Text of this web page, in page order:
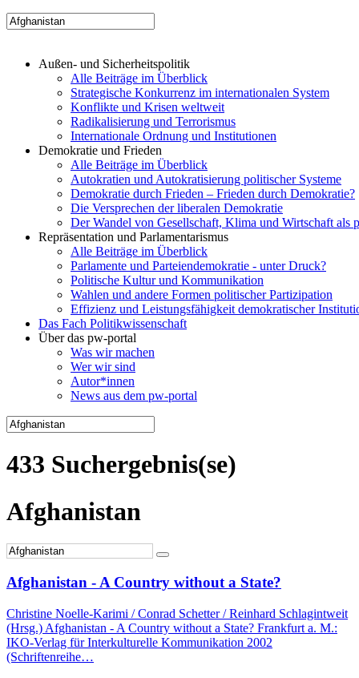
Außen- und Sicherheitspolitik
Alle Beiträge im Überblick
Strategische Konkurrenz im internationalen System
Konflikte und Krisen weltweit
Radikalisierung und Terrorismus
Internationale Ordnung und Institutionen
Demokratie und Frieden
Alle Beiträge im Überblick
Autokratien und Autokratisierung politischer Systeme
Demokratie durch Frieden – Frieden durch Demokratie?
Die Versprechen der liberalen Demokratie
Der Wandel von Gesellschaft, Klima und Wirtschaft als
Repräsentation und Parlamentarismus
Alle Beiträge im Überblick
Parlamente und Parteiendemokratie - unter Druck?
Politische Kultur und Kommunikation
Wahlen und andere Formen politischer Partizipation
Effizienz und Leistungsfähigkeit demokratischer
Das Fach Politikwissenschaft
Über das pw-portal
Was wir machen
Wer wir sind
Autor*innen
News aus dem pw-portal
433 Suchergebnis(se)
Afghanistan
Afghanistan - A Country without a State?
Christine Noelle-Karimi / Conrad Schetter / Reinhard Schlagintweit
(Hrsg.) Afghanistan - A Country without a State? Frankfurt a. M.:
IKO-Verlag für Interkulturelle Kommunikation 2002
(Schriftenreihe…